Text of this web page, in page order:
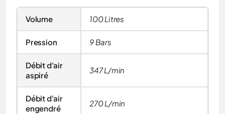
Volume 100 Litres
Pression 9 Bars
Débit d'air
aspiré
347 L/min
Débit d'air
engendré
270 L/min